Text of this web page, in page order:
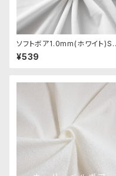
ソフトボア1.0mm(ホワイト)SS
B137ぬいぐるみ用短毛ボア生
地 20cm
¥539